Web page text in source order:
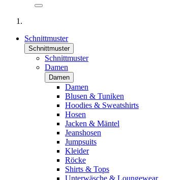
Schnittmuster
Schnittmuster
Schnittmuster
Damen
Damen
Damen
Blusen & Tuniken
Hoodies & Sweatshirts
Hosen
Jacken & Mäntel
Jeanshosen
Jumpsuits
Kleider
Röcke
Shirts & Tops
Unterwäsche & Loungewear